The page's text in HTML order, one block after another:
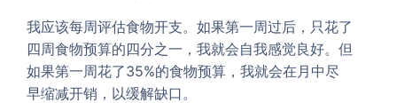
我应该每周评估食物开支。如果第一周过后，只花了
四周食物预算的四分之一，我就会自我感觉良好。但
如果第一周花了35%的食物预算，我就会在月中尽
早缩减开销，以缓解缺口。